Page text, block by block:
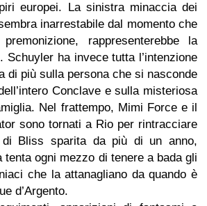
europei. La sinistra minaccia dei
inarrestabile dal momento che
rappresenterebbe la
Schuyler ha invece tutta l’intenzione
di più sulla persona che si nasconde
Conclave e sulla misteriosa
Nel frattempo, Mimi Force e il
sono tornati a Rio per rintracciare
Bliss sparita da più di un anno,
tenta ogni mezzo di tenere a bada gli
che la attanagliano da quando è
d’Argento.